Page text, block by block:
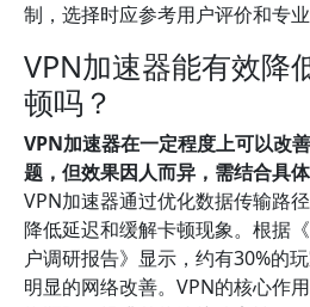
制，选择时应参考用户评价和专业
VPN加速器能有效降
顿吗？
VPN加速器在一定程度上可以改
题，但效果因人而异，需结合具体
VPN加速器通过优化数据传输路
降低延迟和缓解卡顿现象。根据
户调研报告》显示，约有30%的
明显的网络改善。VPN的核心作